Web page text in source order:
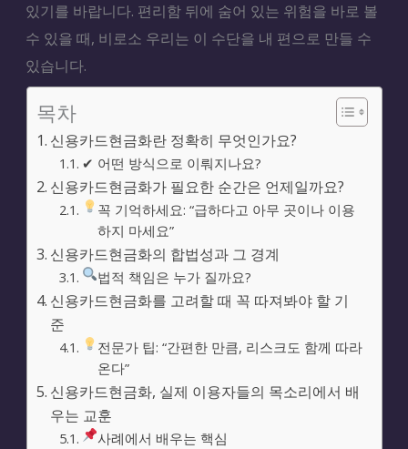
있기를 바랍니다. 편리함 뒤에 숨어 있는 위험을 바로 볼
수 있을 때, 비로소 우리는 이 수단을 내 편으로 만들 수
있습니다.
목차
신용카드현금화란 정확히 무엇인가요?
✔ 어떤 방식으로 이뤄지나요?
신용카드현금화가 필요한 순간은 언제일까요?
꼭 기억하세요: “급하다고 아무 곳이나 이용
하지 마세요”
신용카드현금화의 합법성과 그 경계
법적 책임은 누가 질까요?
신용카드현금화를 고려할 때 꼭 따져봐야 할 기
준
전문가 팁: “간편한 만큼, 리스크도 함께 따라
온다”
신용카드현금화, 실제 이용자들의 목소리에서 배
우는 교훈
사례에서 배우는 핵심